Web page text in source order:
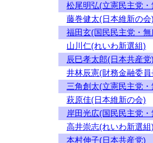
松尾明弘(立憲民主党・
藤巻健太(日本維新の会)
福田玄(国民民主党・
山川仁(れいわ新選組)
辰巳孝太郎(日本共産党)
井林辰憲(財務金融委員
三角創太(立憲民主党
萩原佳(日本維新の会)
岸田光広(国民民主党
高井崇志(れいわ新選組)
本村伸子(日本共産党)